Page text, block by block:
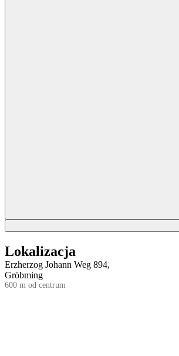
Lokalizacja
Erzherzog Johann Weg 894,
Gröbming
600 m od centrum